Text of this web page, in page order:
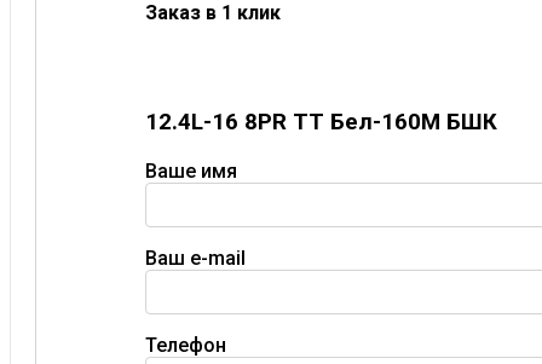
Заказ в 1 клик
12.4L-16 8PR TT Бел-160М БШК
Ваше имя
Ваш e-mail
Телефон